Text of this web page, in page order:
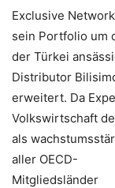
Exclusive
sein Portfolio um
der Türkei
Distributor
erweitert. Da
Volkswirtschaft
als
aller OECD-
Mitgliedsländer